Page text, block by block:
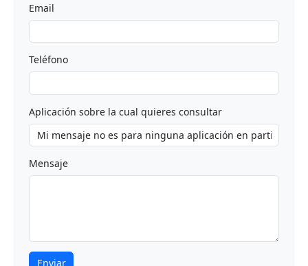
Email
Teléfono
Aplicación sobre la cual quieres consultar
Mensaje
Enviar